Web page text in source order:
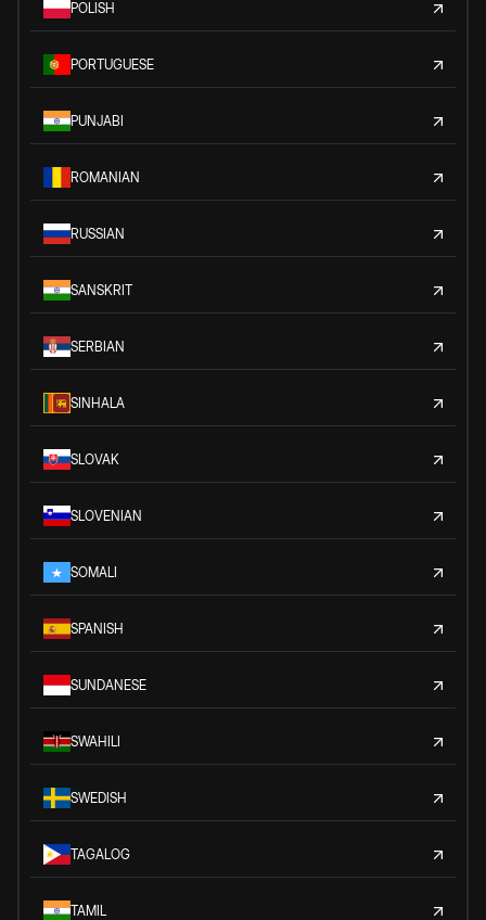
POLISH
PORTUGUESE
PUNJABI
ROMANIAN
RUSSIAN
SANSKRIT
SERBIAN
SINHALA
SLOVAK
SLOVENIAN
SOMALI
SPANISH
SUNDANESE
SWAHILI
SWEDISH
TAGALOG
TAMIL